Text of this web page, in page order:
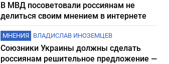
В МВД посоветовали россиянам не
делиться своим мнением в интернете
МНЕНИЯ ВЛАДИСЛАВ ИНОЗЕМЦЕВ
Союзники Украины должны сделать
россиянам решительное предложение —